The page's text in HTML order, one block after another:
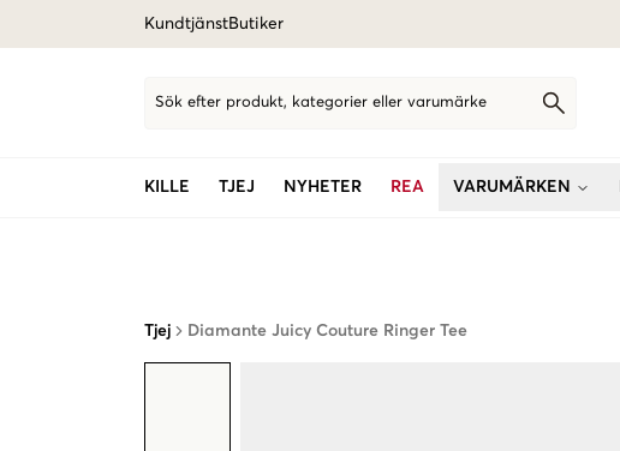
KundtjänstButiker
Sök efter produkt, kategorier eller varumärke
KILLE TJEJ NYHETER REA VARUMÄRKEN
Tjej Diamante Juicy Couture Ringer Tee